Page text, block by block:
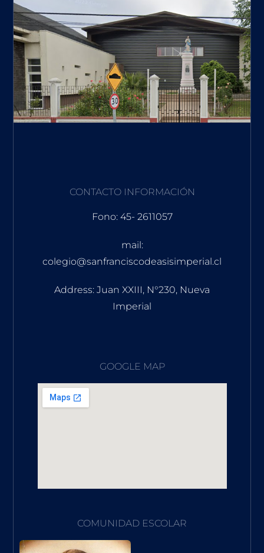
CONTACTO INFORMACIÓN
Fono: 45- 2611057
mail:
colegio@sanfranciscodeasisimperial.cl
Address: Juan XXIII, N°230, Nueva
Imperial
GOOGLE MAP
COMUNIDAD ESCOLAR